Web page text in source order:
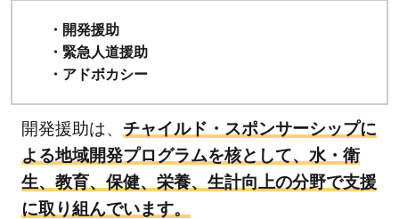
・開発援助
・緊急人道援助
・アドボカシー
開発援助は、 チャイルド・スポンサーシップに
よる地域開発プログラムを核として、水・衛
生、教育、保健、栄養、生計向上の分野で支援
に取り組んでいます。